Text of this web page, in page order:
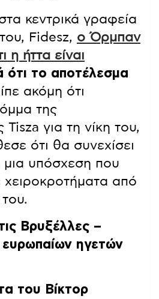
κεντρικά γραφεία
Fidesz, ο Όρμπαν
η ήττα είναι
ότι το αποτέλεσμα
ακόμη ότι
της
Tisza για τη νίκη του,
ότι θα συνεχίσει
μια υπόσχεση που
χειροκροτήματα από
Βρυξέλλες –
ηγετών
του Βίκτορ